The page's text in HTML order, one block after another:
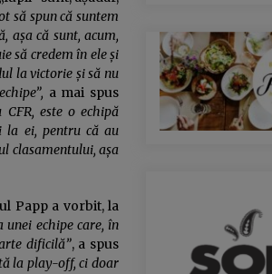
să spun că suntem
așa că sunt, acum,
să credem în ele și
la victorie și să nu
a mai spus
este o echipă
la ei, pentru că au
clasamentului, așa
Papp a vorbit, la
unei echipe care, în
dificilă”, a spus
la play-off, ci doar